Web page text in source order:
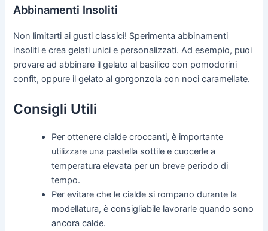
Abbinamenti Insoliti
Non limitarti ai gusti classici! Sperimenta abbinamenti
insoliti e crea gelati unici e personalizzati. Ad esempio, puoi
provare ad abbinare il gelato al basilico con pomodorini
confit, oppure il gelato al gorgonzola con noci caramellate.
Consigli Utili
Per ottenere cialde croccanti, è importante
utilizzare una pastella sottile e cuocerle a
temperatura elevata per un breve periodo di
tempo.
Per evitare che le cialde si rompano durante la
modellatura, è consigliabile lavorarle quando sono
ancora calde.